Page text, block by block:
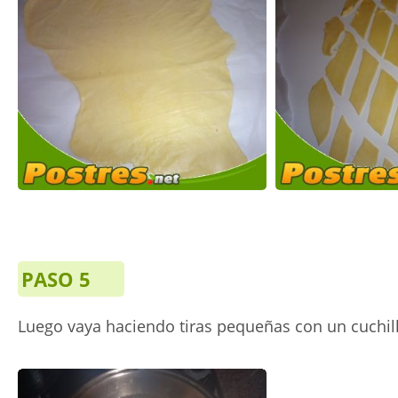
PASO 5
Luego vaya haciendo tiras pequeñas con un